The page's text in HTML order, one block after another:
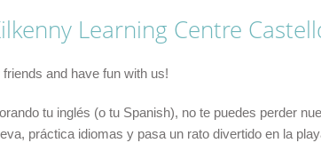
Learning Centre
and have fun with us!
tu inglés (o tu Spanish), no te puedes perder
práctica idiomas y pasa un rato divertido en la